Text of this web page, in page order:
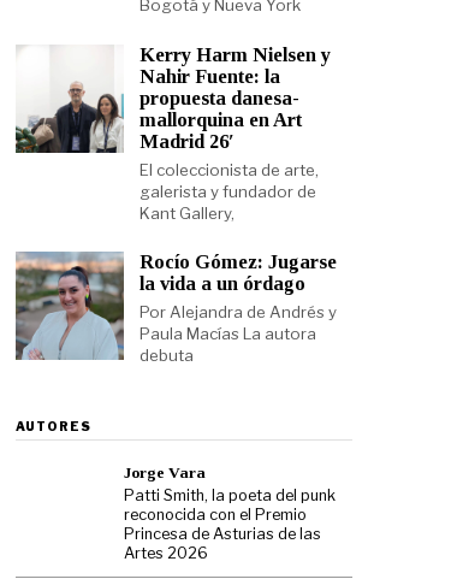
Bogotá y Nueva York
Kerry Harm Nielsen y
Nahir Fuente: la
propuesta danesa-
mallorquina en Art
Madrid 26′
El coleccionista de arte,
galerista y fundador de
Kant Gallery,
Rocío Gómez: Jugarse
la vida a un órdago
Por Alejandra de Andrés y
Paula Macías La autora
debuta
AUTORES
Jorge Vara
Patti Smith, la poeta del punk
reconocida con el Premio
Princesa de Asturias de las
Artes 2026